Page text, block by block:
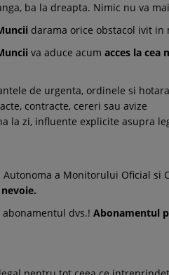
ba la dreapta. Nimic nu va
darama orice obstacol ivit in
va aduce acum acces la cea
de urgenta, ordinele si
contracte, cereri sau avize
la zi, influente explicite asupra
a Monitorului Oficial si
dvs.! Abonamentul